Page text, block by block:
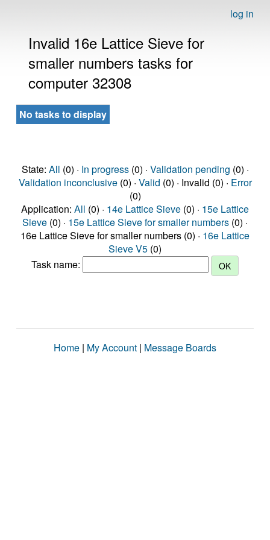
log in
Invalid 16e Lattice Sieve for
smaller numbers tasks for
computer 32308
No tasks to display
State: All (0) · In progress(0) · Validation pending (0) ·
Validation inconclusive(0) · Valid (0) · Invalid (0) · Error
(0)
Application: All (0) · 14e Lattice Sieve (0) · 15e Lattice
Sieve (0) · 15e Lattice Sieve for smaller numbers (0) ·
16e Lattice Sieve for smaller numbers (0) · 16e Lattice
Sieve V5 (0)
Task name:
Home | My Account | Message Boards